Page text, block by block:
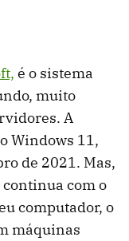
é o sistema
muito
A
Windows 11,
de 2021. Mas,
com o
computador, o
máquinas